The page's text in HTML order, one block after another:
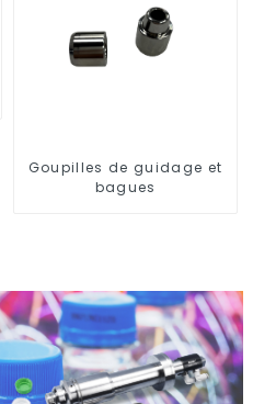
Goupilles de guidage et
bagues